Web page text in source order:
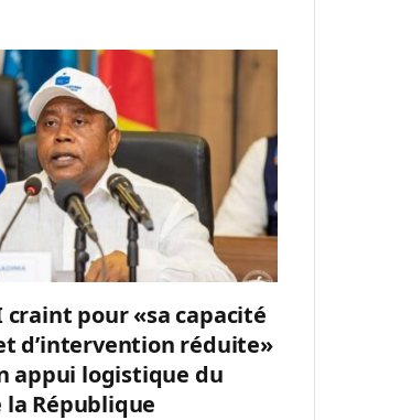
craint pour «sa capacité
d’intervention réduite»
appui logistique du
République